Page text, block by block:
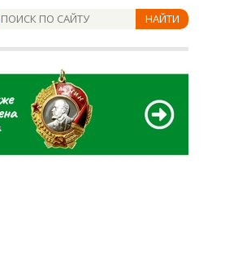
НАЙТИ